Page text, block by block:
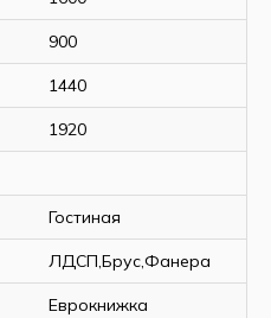
900
1440
1920
Гостиная
ЛДСП,Брус,Фанера
Еврокнижка